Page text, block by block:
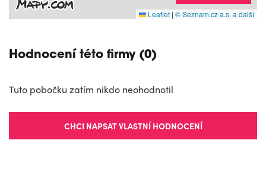
Leaflet | © Seznam.cz a.s. a další
Hodnocení této firmy (0)
Tuto pobočku zatím nikdo neohodnotil
CHCI NAPSAT VLASTNÍ HODNOCENÍ